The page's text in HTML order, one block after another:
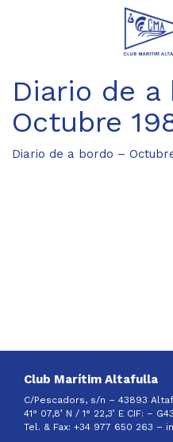
Diario de a
Octubre
Diario de a bordo –
Club Marítim Altafulla
C/Pescadors, s/n – 43893
41° 07,8’ N / 1° 22,3’ E CIF: –
Tel. & Fax: +34 977 650 263 –